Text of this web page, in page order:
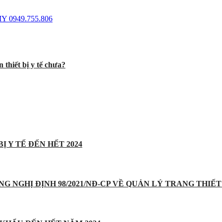
0949.755.806
thiết bị y tế chưa?
Y TẾ ĐẾN HẾT 2024
NGHỊ ĐỊNH 98/2021/NĐ-CP VỀ QUẢN LÝ TRANG